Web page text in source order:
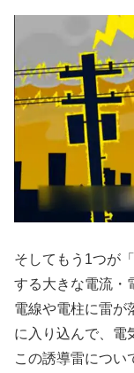
そしてもう1つが
する大きな電流・
電線や電柱に雷が
に入り込んで、電
この誘導雷につい